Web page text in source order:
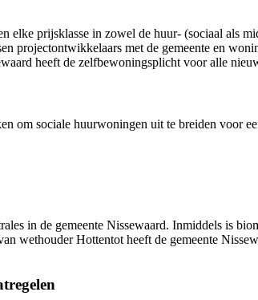
elke prijsklasse in zowel de huur- (sociaal als
projectontwikkelaars met de gemeente en
heeft de zelfbewoningsplicht voor alle
om sociale huurwoningen uit te breiden voor
in de gemeente Nissewaard. Inmiddels is
wethouder Hottentot heeft de gemeente